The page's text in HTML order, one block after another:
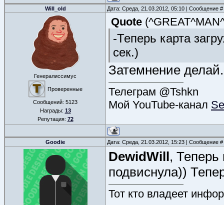
Will_old Дата: Среда, 21.03.2012, 05:10 | Сообщение #
Генералиссимус
Проверенные
Сообщений: 5123
Награды: 13
Репутация: 72
Quote (
-Теперь карта
сек.)
Затемнение
Телеграм @Tshkn
Мой YouTube-канал
Goodie Дата: Среда, 21.03.2012, 15:23 | Сообщение #
DewidWill, Теперь
подвиснула))
Тот кто владеет